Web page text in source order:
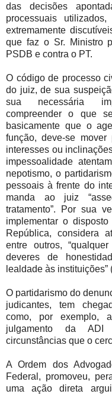
das decisões
processuais
extremamente
que faz o Sr. Ministro
PSDB e contra o PT.
O código de processo
do juiz, de sua
sua necessária
compreender o que
basicamente que o
função, deve-se
interesses ou
impessoalidade
nepotismo, o
pessoais à frente do
manda ao juiz
tratamento”. Por sua
implementar o
República, considera
entre outros,
deveres de
lealdade às instituições”
O partidarismo do
judicantes, tem
como, por exemplo,
julgamento da ADI
circunstâncias que o
A Ordem dos
Federal, promoveu,
uma ação direta